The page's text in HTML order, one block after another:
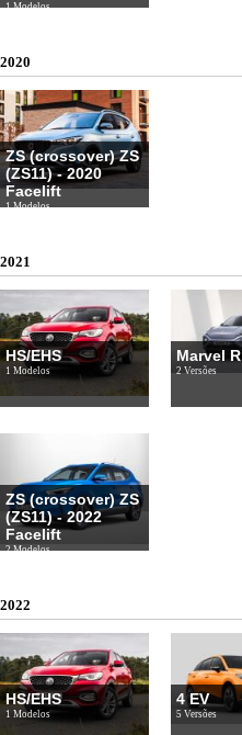
1 Modelos
2020
ZS (crossover) ZS
(ZS11) - 2020
Facelift
1 Modelos
2021
HS/EHS
1 Modelos
Marvel R
2 Versões
ZS (crossover) ZS
(ZS11) - 2022
Facelift
2 Modelos
2022
HS/EHS
1 Modelos
4 EV
5 Versões